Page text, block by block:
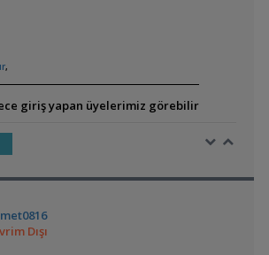
,
giriş yapan üyelerimiz görebilir
Dışı